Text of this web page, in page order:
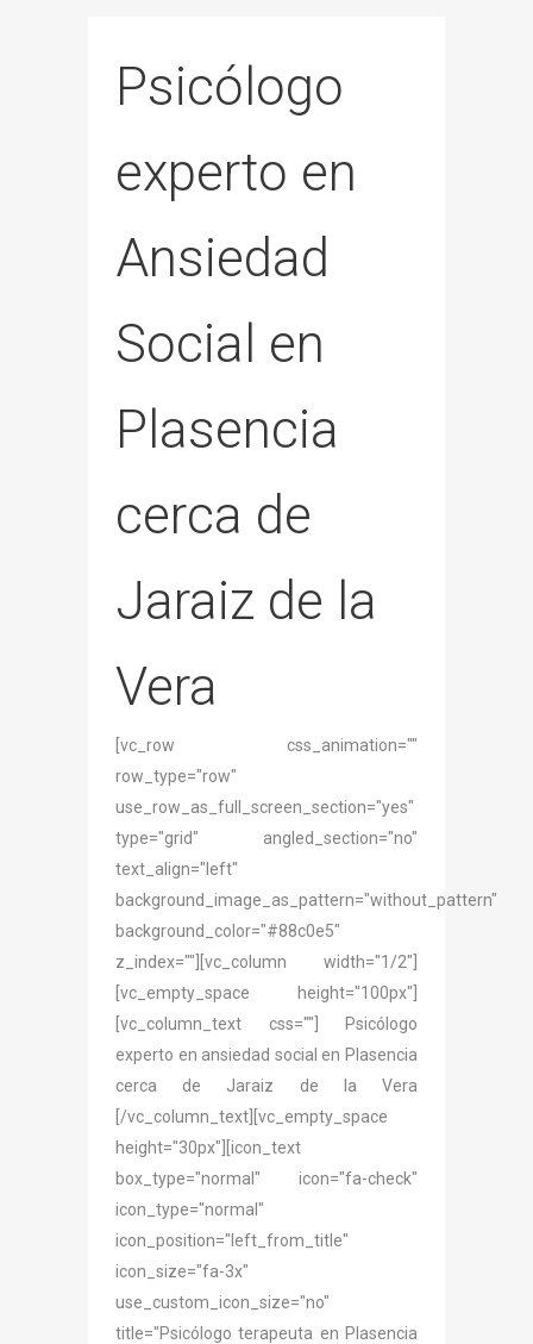
Psicólogo
experto en
Ansiedad
Social en
Plasencia
cerca de
Jaraiz de la
Vera
[vc_row css_animation=""
row_type="row"
use_row_as_full_screen_section="yes"
type="grid" angled_section="no"
text_align="left"
background_image_as_pattern="without_pattern"
background_color="#88c0e5"
z_index=""][vc_column width="1/2"]
[vc_empty_space height="100px"]
[vc_column_text css=""] Psicólogo
experto en ansiedad social en Plasencia
cerca de Jaraiz de la Vera
[/vc_column_text][vc_empty_space
height="30px"][icon_text
box_type="normal" icon="fa-check"
icon_type="normal"
icon_position="left_from_title"
icon_size="fa-3x"
use_custom_icon_size="no"
title="Psicólogo terapeuta en Plasencia